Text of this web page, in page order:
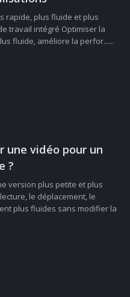
rapide, plus fluide et plus
travail intégré Optimiser la
fluide, améliore la perfor......
une vidéo pour un
?
version plus petite et plus
le déplacement, le
plus fluides sans modifier la